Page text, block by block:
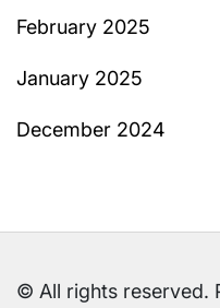
February 2025
January 2025
December 2024
© All rights reserved.